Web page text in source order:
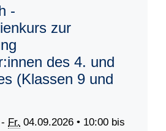
-
zur
des 4. und
(Klassen 9 und
Fr. 04.09.2026 • 10:00 bis